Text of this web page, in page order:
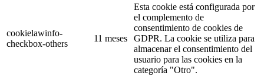
cookielawinfo-
checkbox-others
11 meses
Esta cookie está configurada por
el complemento de
consentimiento de cookies de
GDPR. La cookie se utiliza para
almacenar el consentimiento del
usuario para las cookies en la
categoría "Otro".